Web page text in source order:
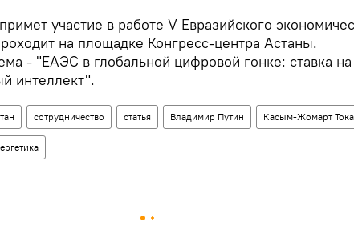
участие в работе V Евразийского
на площадке Конгресс-центра Астаны.
- "ЕАЭС в глобальной цифровой гонке: ставка на
интеллект".
сотрудничество статья Владимир Путин Касым-Жомарт